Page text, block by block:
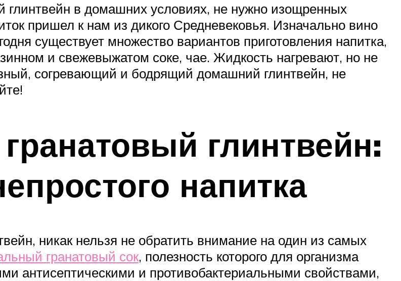
глинтвейн в домашних условиях, не нужно изощренных
пришел к нам из дикого Средневековья. Изначально вино
существует множество вариантов приготовления напитка,
и свежевыжатом соке, чае. Жидкость нагревают, но не
согревающий и бодрящий домашний глинтвейн, не
глинтвейн:
напитка
никак нельзя не обратить внимание на один из самых
гранатовый сок, полезность которого для организма
антисептическими и противобактериальными свойствами,